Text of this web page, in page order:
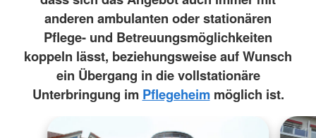
anderen ambulanten oder stationären
Pflege- und Betreuungsmöglichkeiten
koppeln lässt, beziehungsweise auf Wunsch
ein Übergang in die vollstationäre
Unterbringung im Pflegeheimmöglich ist.